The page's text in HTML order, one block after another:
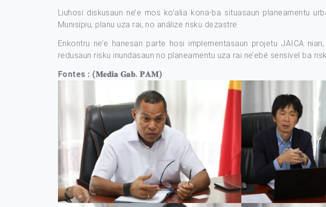
Liuhosi diskusaun ne’e mos ko’alia kona-ba situasaun planeamentu
Munisípiu, planu uza rai, no análize risku dezastre.
Enkontru ne’e hanesan parte hosi implementasaun projetu JAICA
redusaun risku inundasaun no planeamentu uza rai ne’ebé sensível ba
Fontes : (𝐌𝐞𝐝𝐢𝐚 𝐆𝐚𝐛. 𝐏𝐀𝐌)